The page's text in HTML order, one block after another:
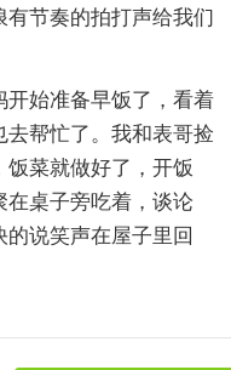
节奏的拍打声给我们
始准备早饭了，看着
帮忙了。我和表哥捡
菜就做好了，开饭
在桌子旁吃着，谈论
说笑声在屋子里回